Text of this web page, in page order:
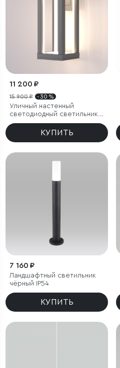
11 200 ₽
15 900 ₽ - 30 %
Уличный настенный
светодиодный светильник
Frame LED IP54
КУПИТЬ
7 160 ₽
Ландшафтный светильник
чёрный IP54
КУПИТЬ